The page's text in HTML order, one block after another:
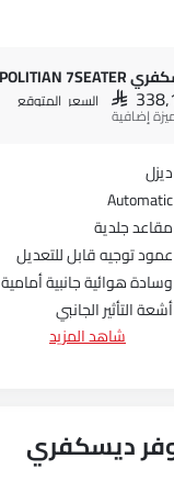
SAR السعر المتوقع
ديزل
Automatic
مقاعد جلدية
عمود توجيه قابل للتعديل
وسادة هوائية جانبية أمامية
أشعة التأثير الجانبي
جبهة أضواء الضباب
شاهد المزيد
ديسكفري